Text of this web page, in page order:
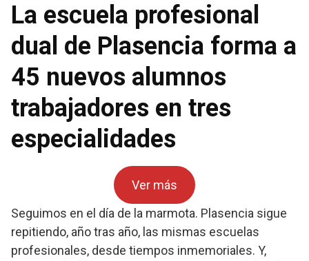
La escuela profesional
dual de Plasencia forma a
45 nuevos alumnos
trabajadores en tres
especialidades
Ver más
Seguimos en el día de la marmota. Plasencia sigue
repitiendo, año tras año, las mismas escuelas
profesionales, desde tiempos inmemoriales. Y,